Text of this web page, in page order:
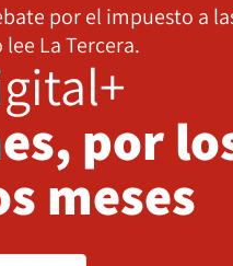
por el impuesto a
La Tercera.
por
meses